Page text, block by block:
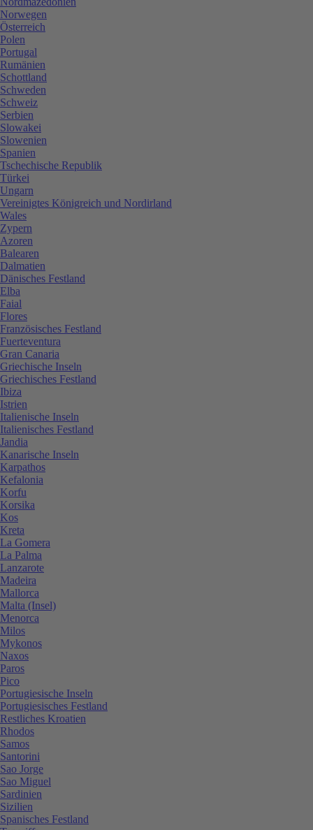
Norwegen
Österreich
Polen
Portugal
Rumänien
Schottland
Schweden
Schweiz
Serbien
Slowakei
Slowenien
Spanien
Tschechische Republik
Türkei
Ungarn
Vereinigtes Königreich und Nordirland
Wales
Zypern
Azoren
Balearen
Dalmatien
Dänisches Festland
Elba
Faial
Flores
Französisches Festland
Fuerteventura
Gran Canaria
Griechische Inseln
Griechisches Festland
Ibiza
Istrien
Italienische Inseln
Italienisches Festland
Jandia
Kanarische Inseln
Karpathos
Kefalonia
Korfu
Korsika
Kos
Kreta
La Gomera
La Palma
Lanzarote
Madeira
Mallorca
Malta (Insel)
Menorca
Milos
Mykonos
Naxos
Paros
Pico
Portugiesische Inseln
Portugiesisches Festland
Restliches Kroatien
Rhodos
Samos
Santorini
Sao Jorge
Sao Miguel
Sardinien
Sizilien
Spanisches Festland